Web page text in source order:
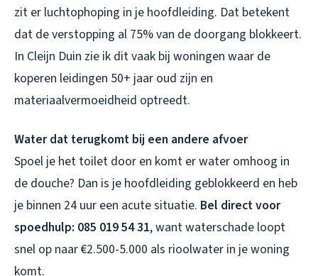
zit er luchtophoping in je hoofdleiding. Dat betekent
dat de verstopping al 75% van de doorgang blokkeert.
In Cleijn Duin zie ik dit vaak bij woningen waar de
koperen leidingen 50+ jaar oud zijn en
materiaalvermoeidheid optreedt.
Water dat terugkomt bij een andere afvoer
Spoel je het toilet door en komt er water omhoog in
de douche? Dan is je hoofdleiding geblokkeerd en heb
je binnen 24 uur een acute situatie. Bel direct voor
spoedhulp: 085 019 54 31, want waterschade loopt
snel op naar €2.500-5.000 als rioolwater in je woning
komt.